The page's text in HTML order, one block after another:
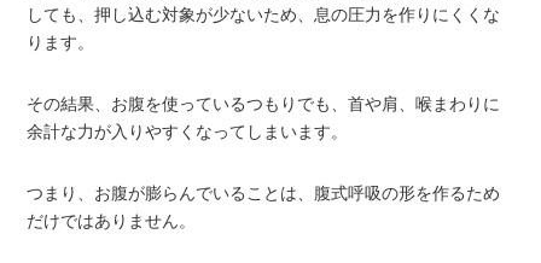
しても、押し込む対象が少ないため、息の圧力を作りにくくな
ります。
その結果、お腹を使っているつもりでも、首や肩、喉まわりに
余計な力が入りやすくなってしまいます。
つまり、お腹が膨らんでいることは、腹式呼吸の形を作るため
だけではありません。